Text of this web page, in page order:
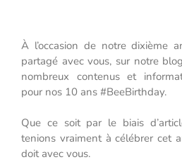
À l’occasion de notre dixième
partagé avec vous, sur notre
nombreux contenus et
pour nos 10 ans #BeeBirthday.
Que ce soit par le biais
tenions vraiment à célébrer cet
doit avec vous.